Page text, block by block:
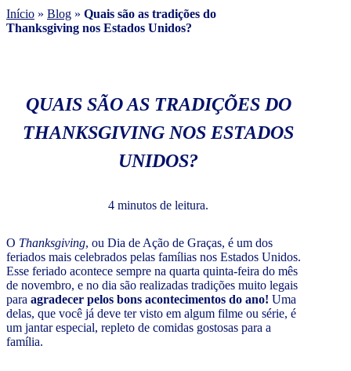
Início » Blog » Quais são as tradições do
Thanksgiving nos Estados Unidos?
QUAIS SÃO AS TRADIÇÕES DO
THANKSGIVING NOS ESTADOS
UNIDOS?
4 minutos de leitura.
O Thanksgiving, ou Dia de Ação de Graças, é um dos
feriados mais celebrados pelas famílias nos Estados Unidos.
Esse feriado acontece sempre na quarta quinta-feira do mês
de novembro, e no dia são realizadas tradições muito legais
para agradecer pelos bons acontecimentos do ano! Uma
delas, que você já deve ter visto em algum filme ou série, é
um jantar especial, repleto de comidas gostosas para a
família.